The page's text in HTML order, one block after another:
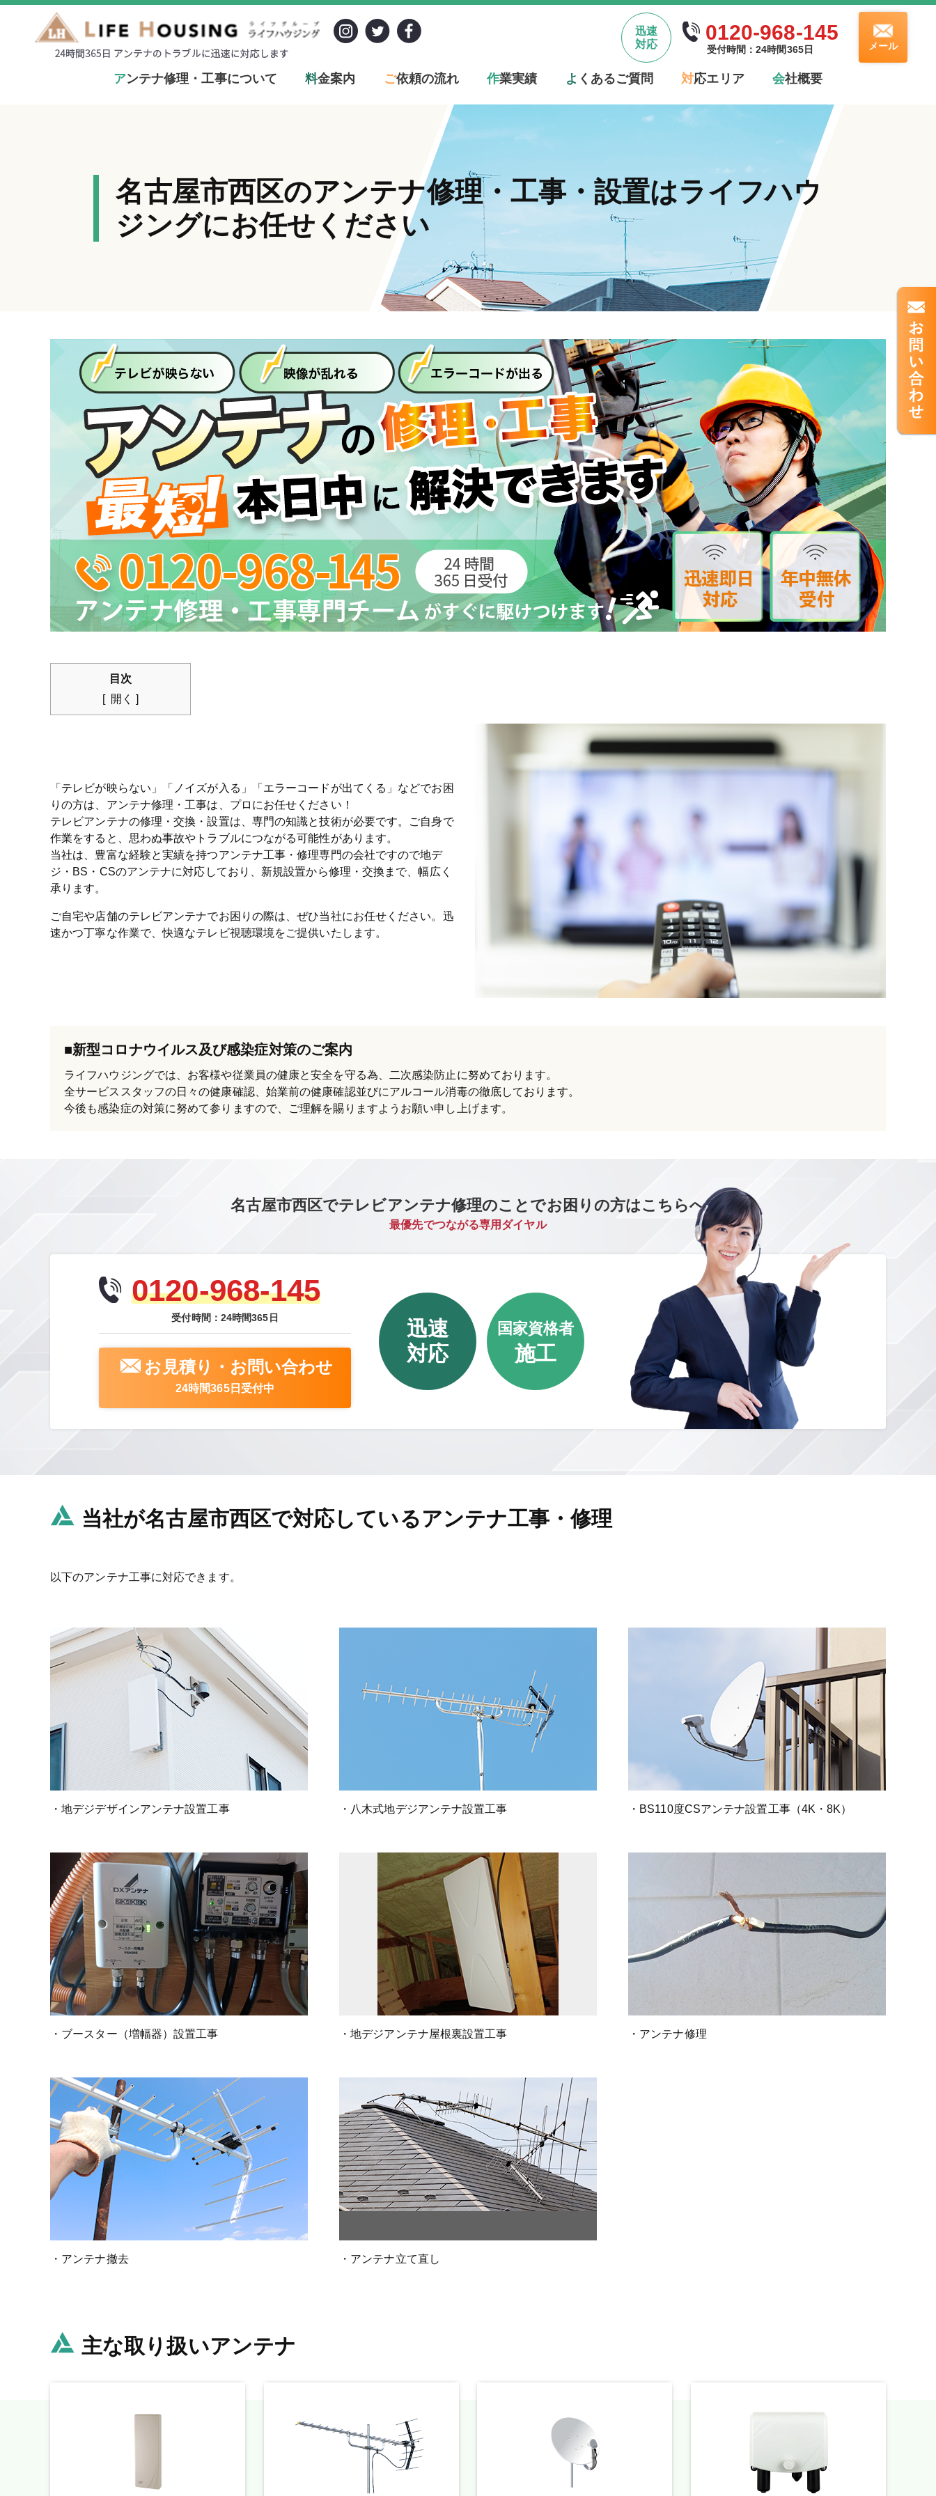
迅速
対応
0120-968-145
受付時間：24時間365日 メール
アンテナ修理・工事について 料金案内 ご依頼の流れ 作業実績 よ くあるご質問 対応エリア 会社概要
名古屋市西区のアンテナ修理・工事・設置はライフハウ
ジングにお任せください
目次
開く
「テレビが映らない」「ノイズが入る」「エラーコードが出てくる」などでお困
りの方は、アンテナ修理・工事は、プロにお任せください！
テレビアンテナの修理・交換・設置は、専門の知識と技術が必要です。ご自身で
作業をすると、思わぬ事故やトラブルにつながる可能性があります。
当社は、豊富な経験と実績を持つアンテナ工事・修理専門の会社ですので地デ
ジ・BS・CSのアンテナに対応しており、新規設置から修理・交換まで、幅広く
承ります。
ご自宅や店舗のテレビアンテナでお困りの際は、ぜひ当社にお任せください。迅
速かつ丁寧な作業で、快適なテレビ視聴環境をご提供いたします。
■新型コロナウイルス及び感染症対策のご案内
ライフハウジングでは、お客様や従業員の健康と安全を守る為、二次感染防止に努めております。
全サービススタッフの日々の健康確認、始業前の健康確認並びにアルコール消毒の徹底しております。
今後も感染症の対策に努めて参りますので、ご理解を賜りますようお願い申し上げます。
名古屋市西区でテレビアンテナ修理のことでお困りの方はこちらへ
最優先でつながる専用ダイヤル
0120-968-145
受付時間：24時間365日
お見積り・お問い合わせ
24時間365日受付中
迅速
対応
国家資格者
施工
当社が名古屋市西区で対応しているアンテナ工事・修理
以下のアンテナ工事に対応できます。
・地デジデザインアンテナ設置工事 ・八木式地デジアンテナ設置工事 ・BS110度CSアンテナ設置工事（4K・8K）
・ブースター（増幅器）設置工事 ・地デジアンテナ屋根裏設置工事 ・アンテナ修理
・アンテナ撤去 ・アンテナ立て直し
主な取り扱いアンテナ